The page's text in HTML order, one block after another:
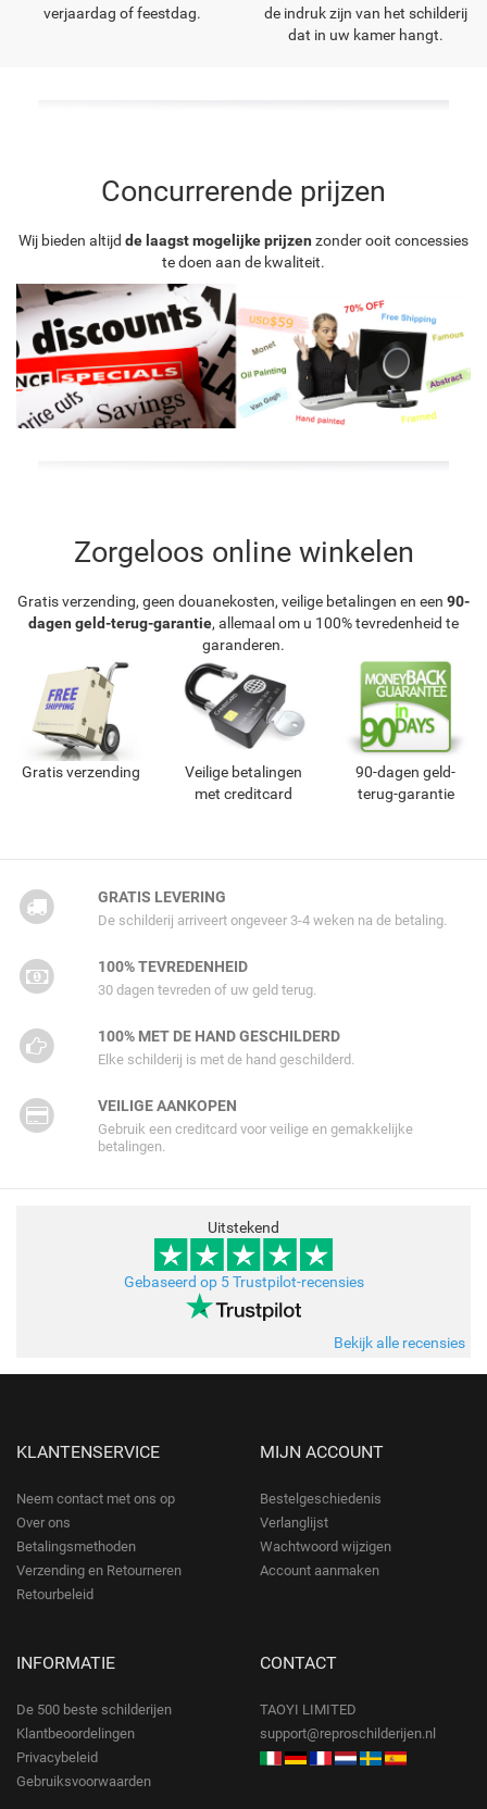
verjaardag of feestdag.
de indruk zijn van het schilderij
dat in uw kamer hangt.
Concurrerende prijzen
Wij bieden altijd de laagst mogelijke prijzen zonder ooit concessies
te doen aan de kwaliteit.
Zorgeloos online winkelen
Gratis verzending, geen douanekosten, veilige betalingen en een 90-
dagen geld-terug-garantie, allemaal om u 100% tevredenheid te
garanderen.
Gratis verzending
Veilige betalingen
met creditcard
90-dagen geld-
terug-garantie
GRATIS LEVERING
De schilderij arriveert ongeveer 3-4 weken na de betaling.
100% TEVREDENHEID
30 dagen tevreden of uw geld terug.
100% MET DE HAND GESCHILDERD
Elke schilderij is met de hand geschilderd.
VEILIGE AANKOPEN
Gebruik een creditcard voor veilige en gemakkelijke
betalingen.
Uitstekend
Gebaseerd op 5 Trustpilot-recensies
Bekijk alle recensies
KLANTENSERVICE
Neem contact met ons op
Over ons
Betalingsmethoden
Verzending en Retourneren
Retourbeleid
MIJN ACCOUNT
Bestelgeschiedenis
Verlanglijst
Wachtwoord wijzigen
Account aanmaken
INFORMATIE
De 500 beste schilderijen
Klantbeoordelingen
Privacybeleid
Gebruiksvoorwaarden
CONTACT
TAOYI LIMITED
support@reproschilderijen.nl